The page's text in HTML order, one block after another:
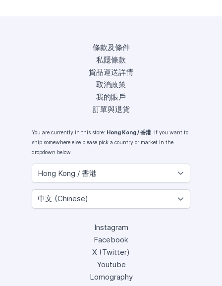
條款及條件
私隱條款
貨品運送詳情
取消政策
我的賬戶
訂單與退貨
You are currently in this store: Hong Kong / 香港. If you want to
ship somewhere else please pick a country or market in the
dropdown below.
Instagram
Facebook
X (Twitter)
Youtube
Lomography